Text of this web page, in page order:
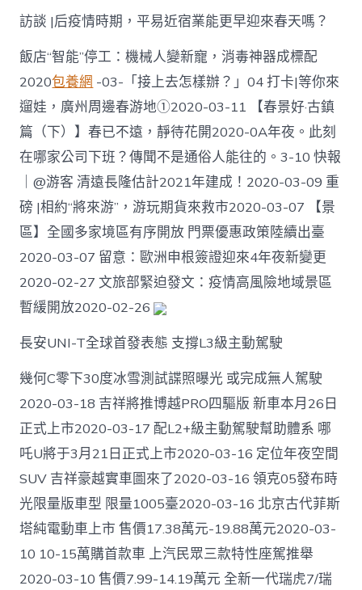
包
養
網
圳
公
布
2
例
境
外
輸
進
病
例
活
動
軌
跡
為
在
深
任
務
外
籍
者〉
中
訪談 |后疫情時期，平易近宿業能更早迎來春天嗎？
飯店“智能”停工：機械人變新寵，消毒神器成標配
2020包養網 -03-「接上去怎樣辦？」04 打卡|等你來
遛娃，廣州周邊春游地①2020-03-11 【春景好·古鎮
篇（下）】春已不遠，靜待花開2020-0A年夜。此刻
在哪家公司下班？傳聞不是通俗人能往的。3-10 快報
｜@游客 清遠長隆估計2021年建成！2020-03-09 重
磅 |相約“將來游”，游玩期貨來救市2020-03-07 【景
區】全國多家境區有序開放 門票優惠政策陸續出臺
2020-03-07 留意：歐洲申根簽證迎來4年夜新變更
2020-02-27 文旅部緊迫發文：疫情高風險地域景區
暫緩開放2020-02-26
​長安UNI-T全球首發表態 支撐L3級主動駕駛
​幾何C零下30度冰雪測試諜照曝光 或完成無人駕駛
2020-03-18 吉祥將推博越PRO四驅版 新車本月26日
正式上市2020-03-17 ​配L2+級主動駕駛幫助體系 哪
吒U將于3月21日正式上市2020-03-16 定位年夜空間
SUV 吉祥豪越實車圖來了2020-03-16 領克05發布時
光限量版車型 限量1005臺2020-03-16 北京古代菲斯
塔純電動車上市 售價17.38萬元-19.88萬元2020-03-
10 ​10-15萬購首款車 上汽民眾三款特性座駕推舉
2020-03-10 ​售價7.99-14.19萬元 全新一代瑞虎7/瑞